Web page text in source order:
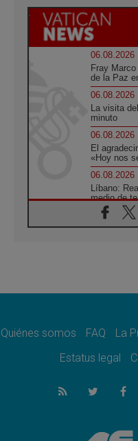
06.08.2026
Fray
de la Paz
06.08.2026
La visita
minuto
06.08.2026
El
«Hoy nos
06.08.2026
Líbano:
medio de
país
06.08.2026
noticia para
León XIV:
06.08.2026
La Iglesia
La visita
Quiénes somos FAQ La
Estatus legal